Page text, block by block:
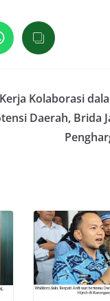
Kolaborasi
Daerah, Brida